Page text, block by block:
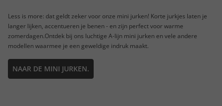
Less is more: dat geldt zeker voor onze mini jurken! Korte jurkjes laten je
langer lijken, accentueren je benen - en zijn perfect voor warme
zomerdagen.Ontdek bij ons luchtige A-lijn mini jurken en vele andere
modellen waarmee je een geweldige indruk maakt.
NAAR DE MINI JURKEN.